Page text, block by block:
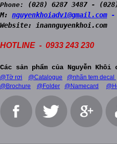
Phone:
(028) 6287 3487 -
M:
nguyenkhoiadv1@gmail.com-
Website:
inannguyenkhoi.com
HOTLINE - 0933 243 230
Các sản phẩm của Nguyễn Khôi
@Tờ rơi @Catalogue @nhãn tem decal
@Brochure
@Folder @Namecard